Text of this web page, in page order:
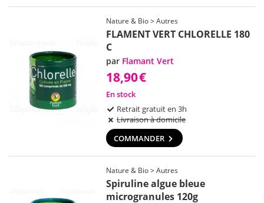
Nature & Bio > Autres
FLAMENT VERT CHLORELLE 180
C
par Flamant Vert
18,90€
En stock
Retrait gratuit en 3h
Livraison à domicile
COMMANDER
Nature & Bio > Autres
Spiruline algue bleue
microgranules 120g